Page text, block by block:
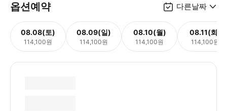
옵션예약 다른날짜
08.08(토)
114,100원
08.09(일)
114,100원
08.10(월)
114,100원
08.11(화)
114,100원